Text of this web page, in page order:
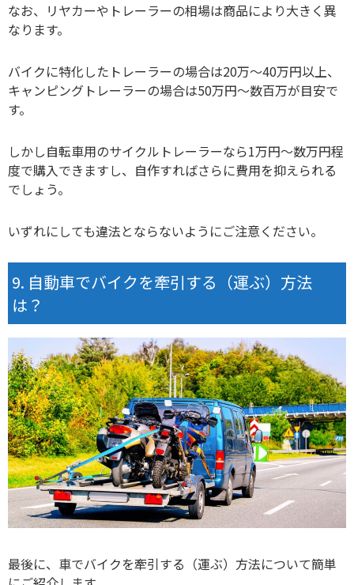
なお、リヤカーやトレーラーの相場は商品により大きく異
なります。
バイクに特化したトレーラーの場合は20万～40万円以上、
キャンピングトレーラーの場合は50万円～数百万が目安で
す。
しかし自転車用のサイクルトレーラーなら1万円～数万円程
度で購入できますし、自作すればさらに費用を抑えられる
でしょう。
いずれにしても違法とならないようにご注意ください。
自動車でバイクを牽引する（運ぶ）方法
は？
最後に、車でバイクを牽引する（運ぶ）方法について簡単